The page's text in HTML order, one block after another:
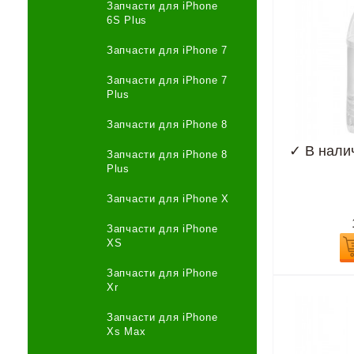
Запчасти для iPhone
6S Plus
Запчасти для iPhone 7
Запчасти для iPhone 7
Plus
Запчасти для iPhone 8
Запчасти для iPhone 8
Plus
Запчасти для iPhone X
Запчасти для iPhone
XS
Запчасти для iPhone
Xr
Запчасти для iPhone
Xs Max
✓ В